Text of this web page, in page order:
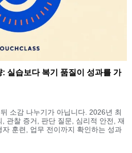
실습보다 복기 품질이 성과를 가
소감 나누기가 아닙니다. 2026년 최
관찰 증거, 판단 질문, 심리적 안전, 재
훈련, 업무 전이까지 확인하는 성과